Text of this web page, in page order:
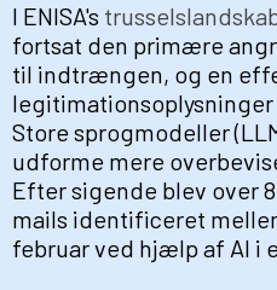
I ENISA's
fortsat den primære
til indtrængen, og en
Store sprogmodeller
udforme mere
Efter sigende blev over
mails identificeret
februar ved hjælp af AI i